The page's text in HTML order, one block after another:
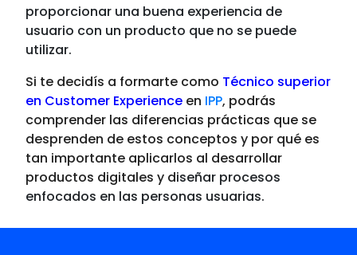
proporcionar una buena experiencia de
usuario con un producto que no se puede
utilizar.
Si te decidís a formarte como Técnico superior
en Customer Experience en IPP, podrás
comprender las diferencias prácticas que se
desprenden de estos conceptos y por qué es
tan importante aplicarlos al desarrollar
productos digitales y diseñar procesos
enfocados en las personas usuarias.